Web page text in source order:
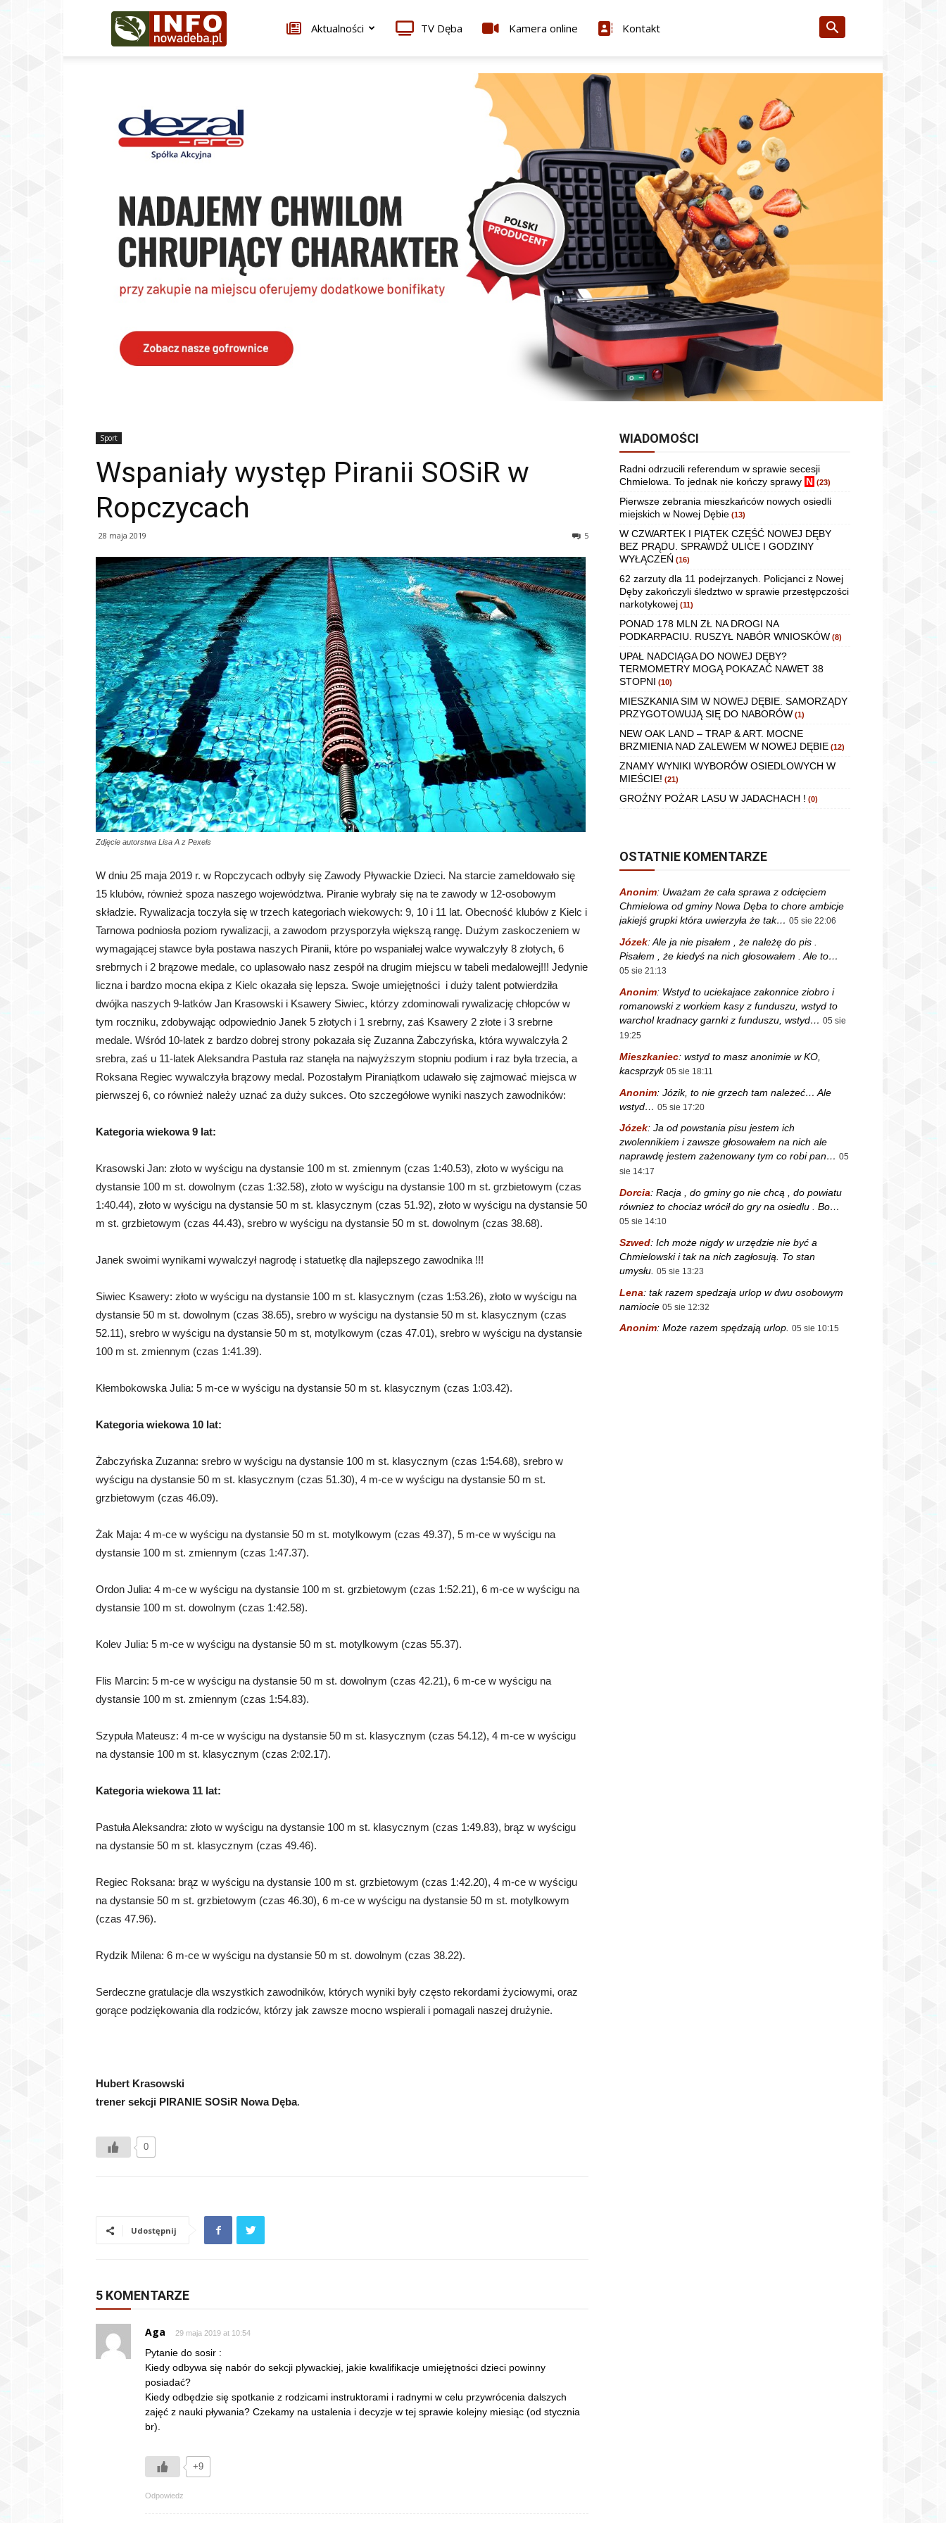
Infonowadeba.pl Aktualności TV Dęba Kamera online Kontakt
Sport
Wspaniały występ Piranii SOSiR w
Ropczycach
28 maja 2019 5
Zdjęcie autorstwa Lisa A z Pexels
W dniu 25 maja 2019 r. w Ropczycach odbyły się Zawody Pływackie Dzieci. Na starcie zameldowało się
15 klubów, również spoza naszego województwa. Piranie wybrały się na te zawody w 12-osobowym
składzie. Rywalizacja toczyła się w trzech kategoriach wiekowych: 9, 10 i 11 lat. Obecność klubów z Kielc i
Tarnowa podniosła poziom rywalizacji, a zawodom przysporzyła większą rangę. Dużym zaskoczeniem w
wymagającej stawce była postawa naszych Piranii, które po wspaniałej walce wywalczyły 8 złotych, 6
srebrnych i 2 brązowe medale, co uplasowało nasz zespół na drugim miejscu w tabeli medalowej!!! Jedynie
liczna i bardzo mocna ekipa z Kielc okazała się lepsza. Swoje umiejętności i duży talent potwierdziła
dwójka naszych 9-latków Jan Krasowski i Ksawery Siwiec, którzy zdominowali rywalizację chłopców w
tym roczniku, zdobywając odpowiednio Janek 5 złotych i 1 srebrny, zaś Ksawery 2 złote i 3 srebrne
medale. Wśród 10-latek z bardzo dobrej strony pokazała się Zuzanna Żabczyńska, która wywalczyła 2
srebra, zaś u 11-latek Aleksandra Pastuła raz stanęła na najwyższym stopniu podium i raz była trzecia, a
Roksana Regiec wywalczyła brązowy medal. Pozostałym Piraniątkom udawało się zajmować miejsca w
pierwszej 6, co również należy uznać za duży sukces. Oto szczegółowe wyniki naszych zawodników:
Kategoria wiekowa 9 lat:
Krasowski Jan: złoto w wyścigu na dystansie 100 m st. zmiennym (czas 1:40.53), złoto w wyścigu na
dystansie 100 m st. dowolnym (czas 1:32.58), złoto w wyścigu na dystansie 100 m st. grzbietowym (czas
1:40.44), złoto w wyścigu na dystansie 50 m st. klasycznym (czas 51.92), złoto w wyścigu na dystansie 50
m st. grzbietowym (czas 44.43), srebro w wyścigu na dystansie 50 m st. dowolnym (czas 38.68).
Janek swoimi wynikami wywalczył nagrodę i statuetkę dla najlepszego zawodnika !!!
Siwiec Ksawery: złoto w wyścigu na dystansie 100 m st. klasycznym (czas 1:53.26), złoto w wyścigu na
dystansie 50 m st. dowolnym (czas 38.65), srebro w wyścigu na dystansie 50 m st. klasycznym (czas
52.11), srebro w wyścigu na dystansie 50 m st, motylkowym (czas 47.01), srebro w wyścigu na dystansie
100 m st. zmiennym (czas 1:41.39).
Kłembokowska Julia: 5 m-ce w wyścigu na dystansie 50 m st. klasycznym (czas 1:03.42).
Kategoria wiekowa 10 lat:
Żabczyńska Zuzanna: srebro w wyścigu na dystansie 100 m st. klasycznym (czas 1:54.68), srebro w
wyścigu na dystansie 50 m st. klasycznym (czas 51.30), 4 m-ce w wyścigu na dystansie 50 m st.
grzbietowym (czas 46.09).
Żak Maja: 4 m-ce w wyścigu na dystansie 50 m st. motylkowym (czas 49.37), 5 m-ce w wyścigu na
dystansie 100 m st. zmiennym (czas 1:47.37).
Ordon Julia: 4 m-ce w wyścigu na dystansie 100 m st. grzbietowym (czas 1:52.21), 6 m-ce w wyścigu na
dystansie 100 m st. dowolnym (czas 1:42.58).
Kolev Julia: 5 m-ce w wyścigu na dystansie 50 m st. motylkowym (czas 55.37).
Flis Marcin: 5 m-ce w wyścigu na dystansie 50 m st. dowolnym (czas 42.21), 6 m-ce w wyścigu na
dystansie 100 m st. zmiennym (czas 1:54.83).
Szypuła Mateusz: 4 m-ce w wyścigu na dystansie 50 m st. klasycznym (czas 54.12), 4 m-ce w wyścigu
na dystansie 100 m st. klasycznym (czas 2:02.17).
Kategoria wiekowa 11 lat:
Pastuła Aleksandra: złoto w wyścigu na dystansie 100 m st. klasycznym (czas 1:49.83), brąz w wyścigu
na dystansie 50 m st. klasycznym (czas 49.46).
Regiec Roksana: brąz w wyścigu na dystansie 100 m st. grzbietowym (czas 1:42.20), 4 m-ce w wyścigu
na dystansie 50 m st. grzbietowym (czas 46.30), 6 m-ce w wyścigu na dystansie 50 m st. motylkowym
(czas 47.96).
Rydzik Milena: 6 m-ce w wyścigu na dystansie 50 m st. dowolnym (czas 38.22).
Serdeczne gratulacje dla wszystkich zawodników, których wyniki były często rekordami życiowymi, oraz
gorące podziękowania dla rodziców, którzy jak zawsze mocno wspierali i pomagali naszej drużynie.
Hubert Krasowski
trener sekcji PIRANIE SOSiR Nowa Dęba.
0
Udostępnij
5 KOMENTARZE
Aga 29 maja 2019 at 10:54
Pytanie do sosir :
Kiedy odbywa się nabór do sekcji plywackiej, jakie kwalifikacje umiejętności dzieci powinny
posiadać?
Kiedy odbędzie się spotkanie z rodzicami instruktorami i radnymi w celu przywrócenia dalszych
zajęć z nauki pływania? Czekamy na ustalenia i decyzje w tej sprawie kolejny miesiąc (od stycznia
br).
+9
Odpowiedz
WIADOMOŚCI
Radni odrzucili referendum w sprawie secesji
Chmielowa. To jednak nie kończy sprawy N (23)
Pierwsze zebrania mieszkańców nowych osiedli
miejskich w Nowej Dębie (13)
W CZWARTEK I PIĄTEK CZĘŚĆ NOWEJ DĘBY
BEZ PRĄDU. SPRAWDŹ ULICE I GODZINY
WYŁĄCZEŃ (16)
62 zarzuty dla 11 podejrzanych. Policjanci z Nowej
Dęby zakończyli śledztwo w sprawie przestępczości
narkotykowej (11)
PONAD 178 MLN ZŁ NA DROGI NA
PODKARPACIU. RUSZYŁ NABÓR WNIOSKÓW (8)
UPAŁ NADCIĄGA DO NOWEJ DĘBY?
TERMOMETRY MOGĄ POKAZAĆ NAWET 38
STOPNI (10)
MIESZKANIA SIM W NOWEJ DĘBIE. SAMORZĄDY
PRZYGOTOWUJĄ SIĘ DO NABORÓW (1)
NEW OAK LAND – TRAP & ART. MOCNE
BRZMIENIA NAD ZALEWEM W NOWEJ DĘBIE (12)
ZNAMY WYNIKI WYBORÓW OSIEDLOWYCH W
MIEŚCIE! (21)
GROŹNY POŻAR LASU W JADACHACH ! (0)
OSTATNIE KOMENTARZE
Anonim: Uważam że cała sprawa z odcięciem
Chmielowa od gminy Nowa Dęba to chore ambicje
jakiejś grupki która uwierzyła że tak… 05 sie 22:06
Józek:Ale ja nie pisałem , że należę do pis .
Pisałem , że kiedyś na nich głosowałem . Ale to…
05 sie 21:13
Anonim: Wstyd to uciekajace zakonnice ziobro i
romanowski z workiem kasy z funduszu, wstyd to
warchol kradnacy garnki z funduszu, wstyd… 05 sie
19:25
Mieszkaniec: wstyd to masz anonimie w KO,
kacsprzyk 05 sie 18:11
Anonim: Józik, to nie grzech tam należeć… Ale
wstyd… 05 sie 17:20
Józek: Ja od powstania pisu jestem ich
zwolennikiem i zawsze głosowałem na nich ale
naprawdę jestem zażenowany tym co robi pan… 05
sie 14:17
Dorcia: Racja , do gminy go nie chcą , do powiatu
również to chociaż wrócił do gry na osiedlu . Bo…
05 sie 14:10
Szwed: Ich może nigdy w urzędzie nie być a
Chmielowski i tak na nich zagłosują. To stan
umysłu. 05 sie 13:23
Lena: tak razem spedzaja urlop w dwu osobowym
namiocie 05 sie 12:32
Anonim: Może razem spędzają urlop. 05 sie 10:15